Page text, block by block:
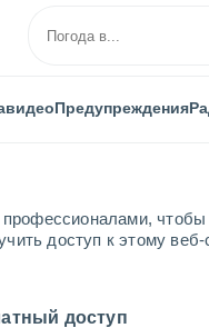
чтобы
доступ к этому
доступ
видеоПредупреждения